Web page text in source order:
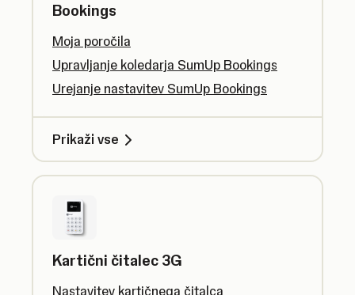
Bookings
Moja poročila
Upravljanje koledarja SumUp Bookings
Urejanje nastavitev SumUp Bookings
Prikaži vse
Kartični čitalec 3G
Nastavitev kartičnega čitalca